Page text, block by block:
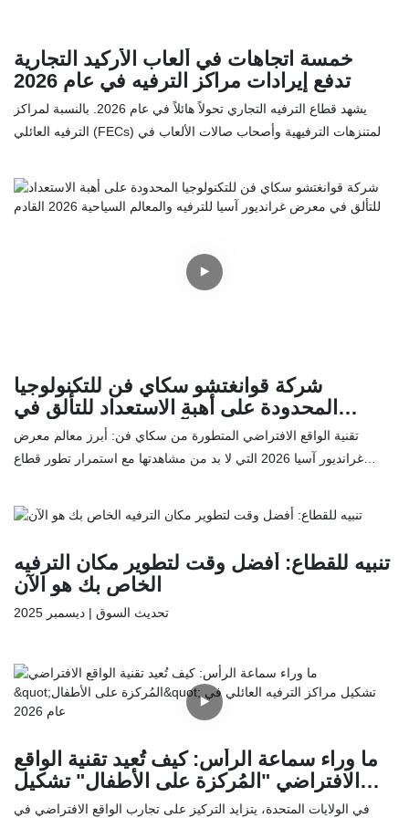
خمسة اتجاهات في ألعاب الأركيد التجارية
تدفع إيرادات مراكز الترفيه في عام 2026
يشهد قطاع الترفيه التجاري تحولاً هائلاً في عام 2026. بالنسبة لمراكز
الترفيه العائلي (FECs) والمتنزهات الترفيهية وأصحاب صالات الألعاب في
التي تضمن قيمة إعادة لعب عالية، وموثوقية أجهزة لا تشوبها شائبة، وعائد
سريع على الاستثمار (ROI).
التجارية التي تحقق إيرادات ضخمة هذا العام. وإلى جانب هذه الاتجاهات،
نفخر بتقديم أحدث تشكيلة منتجاتنا من المصنع مباشرة، المصممة لتحقيق
شركة قوانغتشو سكاي فن للتكنولوجيا
المحدودة على أهبة الاستعداد للتألق في
معرض غرانديور آسيا للترفيه والمعالم
السياحية 2026 القادم
تقنية الواقع الافتراضي المتطورة من سكاي فن: أبرز معالم معرض
غرانديور آسيا 2026 التي لا بد من مشاهدتها مع استمرار تطور قطاع
أحدث ابتكاراتنا في مجال الترفيه التفاعلي في معرض غرانديور آسيا
للترفيه والمعالم السياحية 2026. انضموا إلينا من 10 إلى 12 مايو في
مجمع معرض الصين للاستيراد والتصدير في قوانغتشو لاكتشاف كيف
يمكن لتقنياتنا الرائدة أن تعزز ربحية مكانكم وقيمته الترفيهية.
تنبيه للقطاع: أفضل وقت لتطوير مكان الترفيه
الخاص بك هو الآن
تحديث السوق | ديسمبر 2025
مع استعداد قطاعي الترفيه والتجزئة العالميين للسنة المالية 2026، يبحث
المشغلون المتميزون عن سبل لتحقيق أقصى استفادة من ميزانيات الربع
ما وراء سماعة الرأس: كيف تُعيد تقنية الواقع
الافتراضي "المُركزة على الأطفال" تشكيل
مراكز الترفيه العائلي في عام 2026
في الولايات المتحدة، يتزايد التركيز على تجارب الواقع الافتراضي في